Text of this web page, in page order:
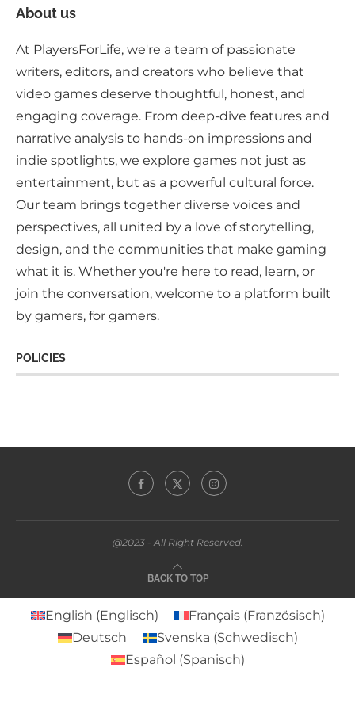
About us
At PlayersForLife, we're a team of passionate
writers, editors, and creators who believe that
video games deserve thoughtful, honest, and
engaging coverage. From deep-dive features and
narrative analysis to hands-on impressions and
indie spotlights, we explore games not just as
entertainment, but as a powerful cultural force.
Our team brings together diverse voices and
perspectives, all united by a love of storytelling,
design, and the communities that make gaming
what it is. Whether you're here to read, learn, or
join the conversation, welcome to a platform built
by gamers, for gamers.
POLICIES
@2023 - All Right Reserved.
BACK TO TOP
English (Englisch) Français(Französisch)
Deutsch
Svenska (Schwedisch)
Español (Spanisch)